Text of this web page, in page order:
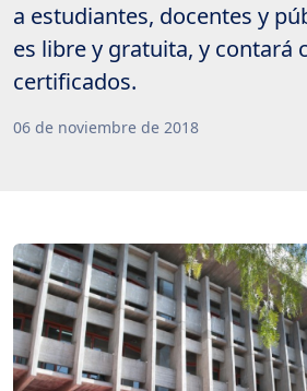
a estudiantes, docentes y
es libre y gratuita, y contará
certificados.
06 de noviembre de 2018